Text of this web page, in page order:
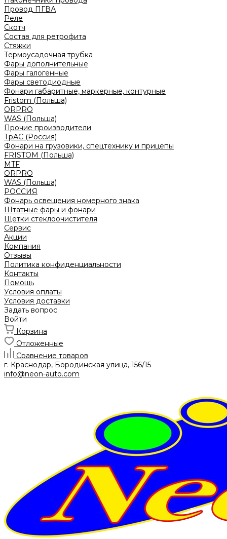
Провод ПГВА
Реле
Скотч
Состав для ретрофита
Стяжки
Термоусадочная трубка
Фары дополнительные
Фары галогенные
Фары светодиодные
Фонари габаритные, маркерные, контурные
Fristom (Польша)
ORPRO
WAS (Польша)
Прочие производители
ТрАС (Россия)
Фонари на грузовики, спецтехнику и прицепы
FRISTOM (Польша)
MTF
ORPRO
WAS (Польша)
РОССИЯ
Фонарь освещения номерного знака
Штатные фары и фонари
Щетки стеклоочистителя
Сервис
Акции
Компания
Отзывы
Политика конфиденциальности
Контакты
Помощь
Условия оплаты
Условия доставки
Задать вопрос
Войти
Корзина
Отложенные
Сравнение товаров
г. Краснодар, Бородинская улица, 156/15
info@neon-auto.com